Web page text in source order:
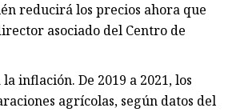
reducirá los precios ahora que
asociado del Centro de
inflación. De 2019 a 2021, los
agrícolas, según datos del